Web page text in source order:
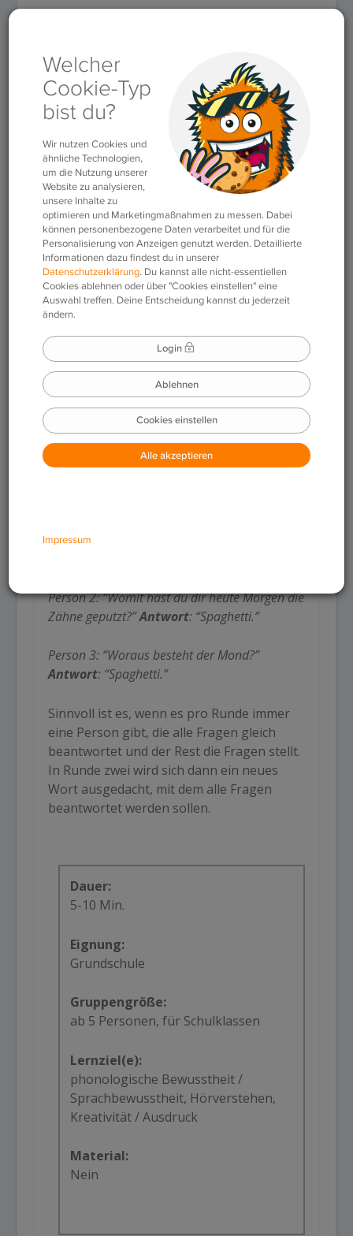
Für Lehrkräfte» Themen Methodik & Didaktik»
Sprachspiele» Immer nur Spaghetti
Immer nur Spaghetti
02.07.2020|Sprachspiele
Bei diesem Spiel sind es nicht die
Antworten, die Kreativität verlangen,
sondern die Fragen. Die Antwort ist
nämlich pro Runde immer die gleiche und
soll alle Teilnehmenden zum Lachen
bringen. Nehmen wir, in Anlehnung an den
Titel, als Antwort das Wort “Spaghetti”,
Person 1: “Was hast du zum Frühstück
Person 2: “Womit hast du dir heute Morgen die
Zähne geputzt?”Antwort: “Spaghetti.”
Person 3: “Woraus besteht der Mond?”
Antwort: “Spaghetti.”
Sinnvoll ist es, wenn es pro Runde immer
eine Person gibt, die alle Fragen gleich
beantwortet und der Rest die Fragen stellt.
In Runde zwei wird sich dann ein neues
Wort ausgedacht, mit dem alle Fragen
beantwortet werden sollen.
Dauer:
5-10 Min.
Eignung:
Grundschule
Gruppengröße:
ab 5 Personen, für Schulklassen
Lernziel(e):
phonologische Bewusstheit /
Sprachbewusstheit, Hörverstehen,
Kreativität / Ausdruck
Material:
Nein